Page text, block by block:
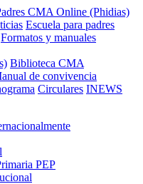
CMA Online (Phidias)
Escuela para padres
Formatos y manuales
Biblioteca CMA
de convivencia
Circulares INEWS
PEP